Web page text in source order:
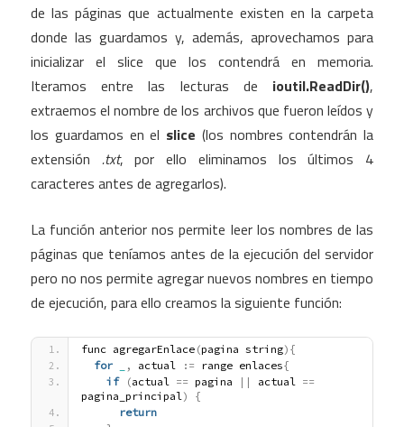
de las páginas que actualmente existen en la carpeta
donde las guardamos y, además, aprovechamos para
inicializar el slice que los contendrá en memoria.
Iteramos entre las lecturas de ioutil.ReadDir(),
extraemos el nombre de los archivos que fueron leídos y
los guardamos en el slice (los nombres contendrán la
extensión .txt, por ello eliminamos los últimos 4
caracteres antes de agregarlos).
La función anterior nos permite leer los nombres de las
páginas que teníamos antes de la ejecución del servidor
pero no nos permite agregar nuevos nombres en tiempo
de ejecución, para ello creamos la siguiente función:
func agregarEnlace (pagina string) {
for
, actual : = range enlaces{
if
(actual == pagina | | actual ==
pagina_principal )
{
return